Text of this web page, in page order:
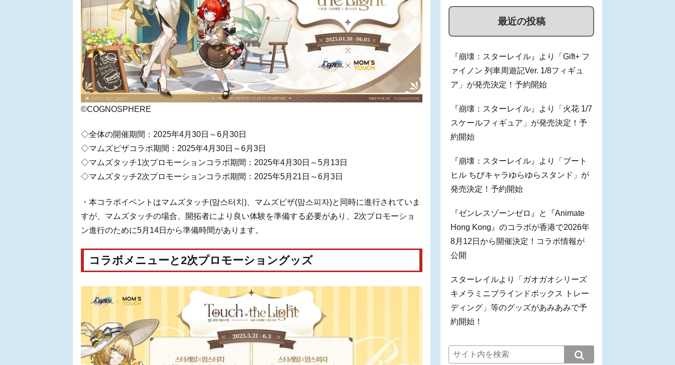
©COGNOSPHERE
◇全体の開催期間：2025年4月30日～6月30日
◇マムズピザコラボ期間：2025年4月30日～6月3日
◇マムズタッチ1次プロモーションコラボ期間：2025年4月30日～5月13日
◇マムズタッチ2次プロモーションコラボ期間：2025年5月21日～6月3日
・本コラボイベントはマムズタッチ(맘스터치)、マムズピザ(맘스피자)と同時に進行されていま
すが、マムズタッチの場合、開拓者により良い体験を準備する必要があり、2次プロモーショ
ン進行のために5月14日から準備時間があります。
コラボメニューと2次プロモーショングッズ
最近の投稿
『崩壊：スターレイル』より「Gift+ フ
ァイノン 列車周遊記Ver. 1/8フィギュ
ア」が発売決定！予約開始
『崩壊：スターレイル』より「火花 1/7
スケールフィギュア」が発売決定！予
約開始
『崩壊：スターレイル』より「ブート
ヒル ちびキャラゆらゆらスタンド」が
発売決定！予約開始
『ゼンレスゾーンゼロ』と『Animate
Hong Kong』のコラボが香港で2026年
8月12日から開催決定！コラボ情報が
公開
スターレイルより「ガオガオシリーズ
キメラミニブラインドボックス トレー
ディング」等のグッズがあみあみで予
約開始！